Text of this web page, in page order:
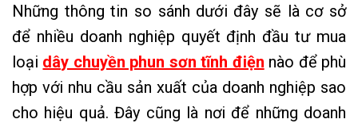
Những thông tin so sánh dưới đây sẽ là cơ sở
để nhiều doanh nghiệp quyết định đầu tư mua
loại dây chuyền phun sơn tĩnh điện nào để phù
hợp với nhu cầu sản xuất của doanh nghiệp sao
cho hiệu quả. Đây cũng là nơi để những doanh